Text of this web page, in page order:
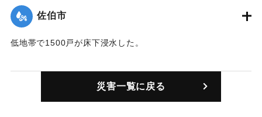
佐伯市
低地帯で1500戸が床下浸水した。
｜固有コード:00844001
災害一覧に戻る